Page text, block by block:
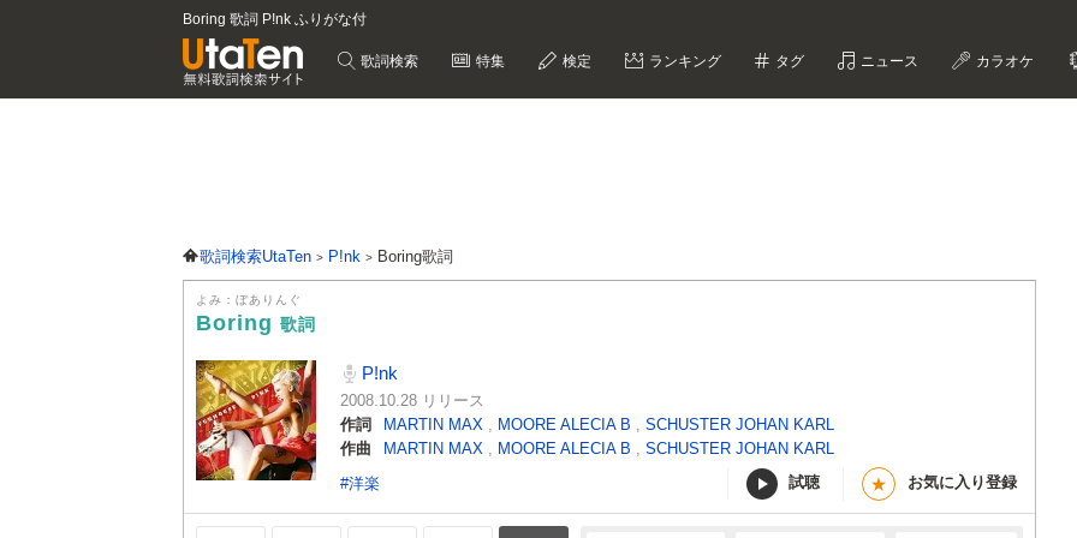
Boring 歌詞 P!nk ふりがな付
歌詞検索 特集 検定 ランキング タグ ニュース カラオケ
歌詞検索UtaTen P!nk Boring歌詞
よみ：ぼありんぐ
Boring 歌詞
P!nk
2008.10.28 リリース
作詞
MARTIN MAX , MOORE ALECIA B , SCHUSTER JOHAN KARL
作曲
MARTIN MAX , MOORE ALECIA B , SCHUSTER JOHAN KARL
#洋楽
試聴 ★ お気に入り登録